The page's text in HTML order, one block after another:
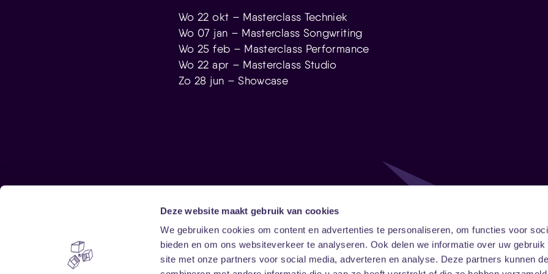
Deze website maakt gebruik van cookies
We gebruiken cookies om content en advertenties te personaliseren, om functies voor
bieden en om ons websiteverkeer te analyseren. Ook delen we informatie over uw gebruik
site met onze partners voor social media, adverteren en analyse. Deze partners kunnen
Wo 22 okt – Masterclass Techniek
Wo 07 jan – Masterclass Songwriting
Wo 25 feb – Masterclass Performance
Wo 22 apr – Masterclass Studio
Zo 28 jun – Showcase
Home
Vrijwilligers
Disclaimer
Toegankelijkheid
Follow
FacebookInstagramLinkedIn
Onze